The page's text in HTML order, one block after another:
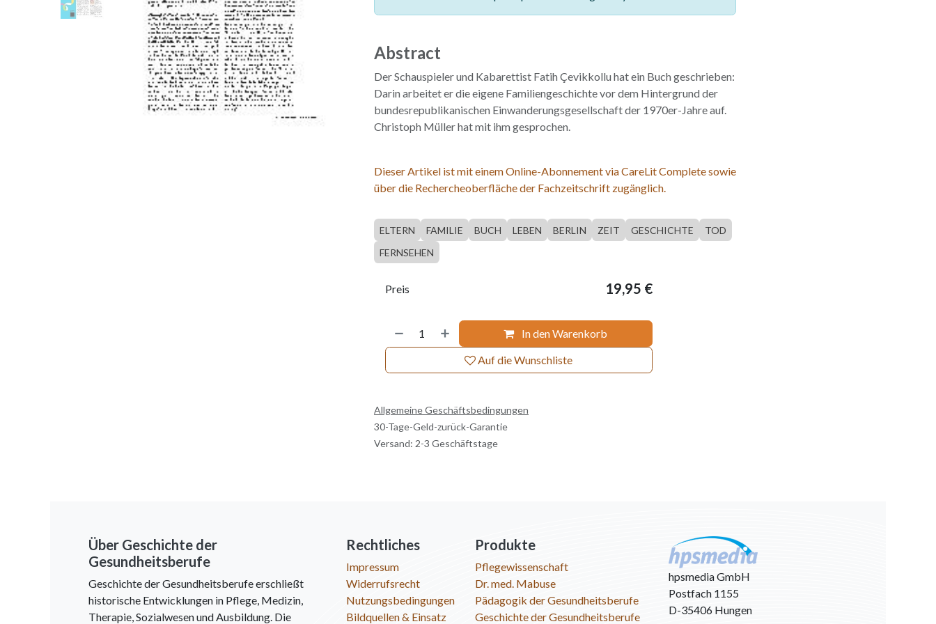
Abstract
Der Schauspieler und Kabarettist Fatih Çevikkollu hat ein Buch geschrieben:
Darin arbeitet er die eigene Familiengeschichte vor dem Hintergrund der
bundesrepublikanischen Einwanderungsgesellschaft der 1970er-Jahre auf.
Christoph Müller hat mit ihm gesprochen.
Dieser Artikel ist mit einem Online-Abonnement via CareLit Complete sowie
über die Rechercheoberfläche der Fachzeitschrift zugänglich.
ELTERN FAMILIE BUCH LEBEN BERLIN ZEIT GESCHICHTE
TOD
FERNSEHEN
In den Warenkorb
Auf die Wunschliste
Preis 19,95 €
Allgemeine Geschäftsbedingungen
30-Tage-Geld-zurück-Garantie
Versand: 2-3 Geschäftstage
Über Geschichte der
Gesundheitsberufe
Geschichte der Gesundheitsberufe erschließt
historische Entwicklungen in Pflege, Medizin,
Therapie, Sozialwesen und Ausbildung. Die
Rechtliches
Impressum
Widerrufsrecht
Nutzungsbedingungen
Bildquellen & Einsatz
Produkte
Pflegewissenschaft
Dr. med. Mabuse
Pädagogik der Gesundheitsberufe
Geschichte der Gesundheitsberufe
hpsmedia GmbH
Postfach 1155
D-35406 Hungen